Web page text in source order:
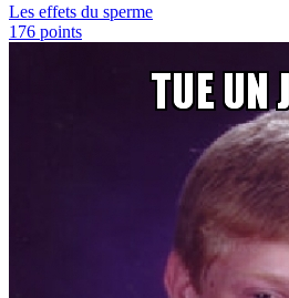
Les effets du sperme
176 points